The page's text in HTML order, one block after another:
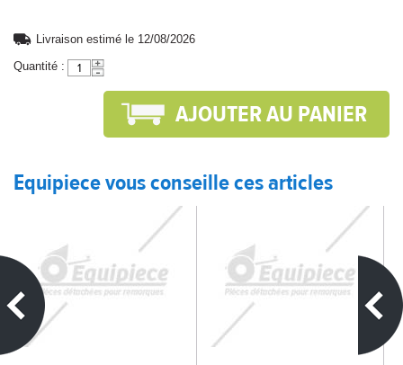
Livraison estimé le 12/08/2026
Quantité :
Equipiece vous conseille ces articles